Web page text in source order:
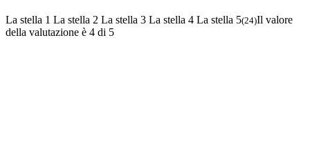
La stella 1 La stella 2 La stella 3 La stella 4 La stella 5(24)Il valore
della valutazione è 4 di 5